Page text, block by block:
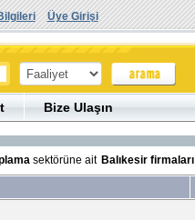
Üye Girişi
Bize Ulaşın
sektörüne ait Balıkesir firmaları